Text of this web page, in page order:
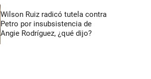
Wilson Ruiz radicó tutela contra
Petro por insubsistencia de
Angie Rodríguez, ¿qué dijo?